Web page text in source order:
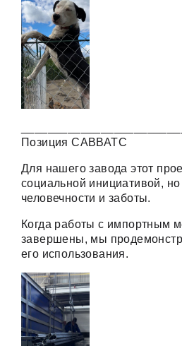
Позиция САВВАТС
Для нашего завода этот
социальной инициативой,
человечности и заботы.
Когда работы с импортным
завершены, мы
его использования.